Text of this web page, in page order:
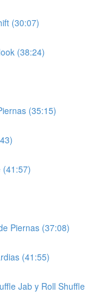
(30:07)
(38:24)
(35:15)
(41:57)
Piernas (37:08)
(41:55)
Jab y Roll Shuffle